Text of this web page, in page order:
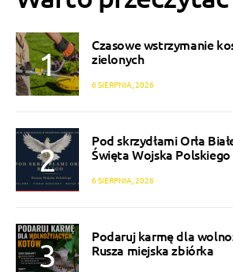
Czasowe wstrzymanie
zielonych
6 SIERPNIA, 2026
Pod skrzydłami Orła
Święta Wojska
6 SIERPNIA, 2026
Podaruj karmę dla
Rusza miejska zbiórka